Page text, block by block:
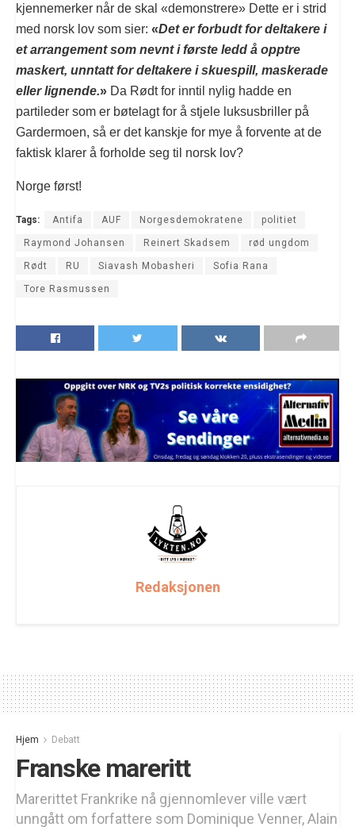
kjennemerker når de skal «demonstrere» Dette er i strid
med norsk lov som sier: «Det er forbudt for deltakere i
et arrangement som nevnt i første ledd å opptre
maskert, unntatt for deltakere i skuespill, maskerade
eller lignende.» Da Rødt for inntil nylig hadde en
partileder som er bøtelagt for å stjele luksusbriller på
Gardermoen, så er det kanskje for mye å forvente at de
faktisk klarer å forholde seg til norsk lov?
Norge først!
Tags: Antifa AUF Norgesdemokratene politiet
Raymond Johansen Reinert Skadsem rød ungdom
Rødt RU Siavash Mobasheri Sofia Rana
Tore Rasmussen
Redaksjonen
Hjem Debatt
Franske mareritt
Marerittet Frankrike nå gjennomlever ville vært
unngått om forfattere som Dominique Venner, Alain